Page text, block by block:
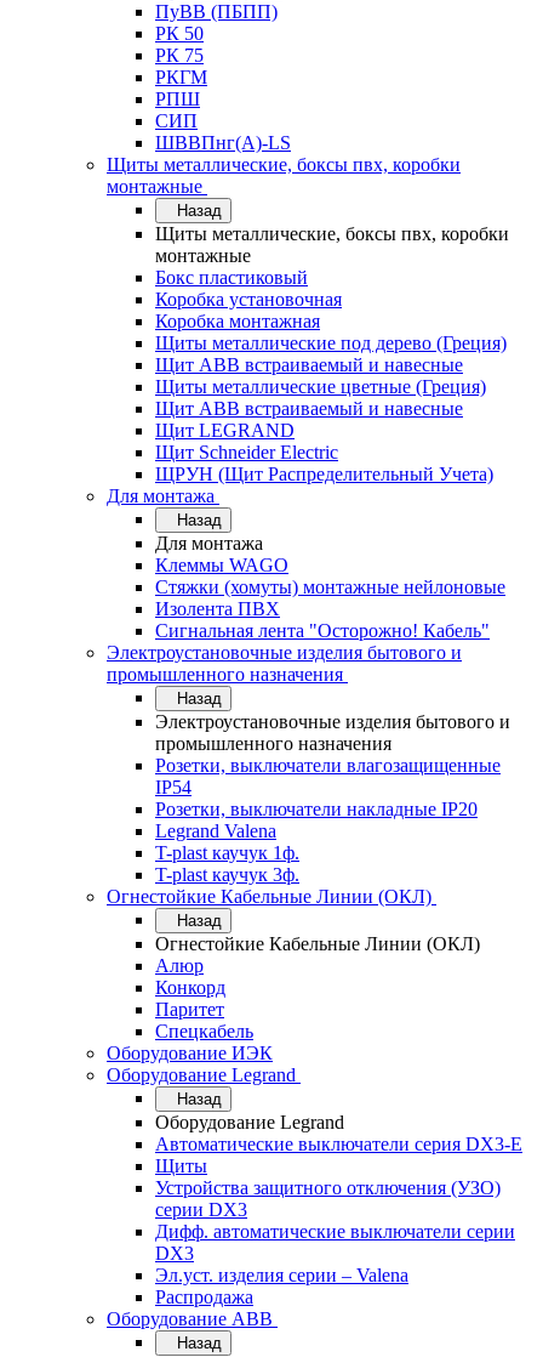
ПуВВ (ПБПП)
РК 50
РК 75
РКГМ
РПШ
СИП
ШВВПнг(А)-LS
Щиты металлические, боксы пвх, коробки
монтажные
Назад
Щиты металлические, боксы пвх, коробки
монтажные
Бокс пластиковый
Коробка установочная
Коробка монтажная
Щиты металлические под дерево (Греция)
Щит ABB встраиваемый и навесные
Щиты металлические цветные (Греция)
Щит ABB встраиваемый и навесные
Щит LEGRAND
Щит Schneider Electric
ЩРУН (Щит Распределительный Учета)
Для монтажа
Назад
Для монтажа
Клеммы WAGO
Стяжки (хомуты) монтажные нейлоновые
Изолента ПВХ
Сигнальная лента "Осторожно! Кабель"
Электроустановочные изделия бытового и
промышленного назначения
Назад
Электроустановочные изделия бытового и
промышленного назначения
Розетки, выключатели влагозащищенные
IP54
Розетки, выключатели накладные IP20
Legrand Valena
T-plast каучук 1ф.
T-plast каучук 3ф.
Огнестойкие Кабельные Линии (ОКЛ)
Назад
Огнестойкие Кабельные Линии (ОКЛ)
Алюр
Конкорд
Паритет
Спецкабель
Оборудование ИЭК
Оборудование Legrand
Назад
Оборудование Legrand
Автоматические выключатели серия DX3-E
Щиты
Устройства защитного отключения (УЗО)
серии DX3
Дифф. автоматические выключатели серии
DX3
Эл.уст. изделия серии – Valena
Распродажа
Оборудование АВВ
Назад